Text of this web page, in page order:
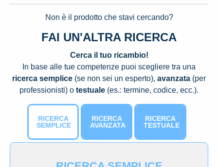
Non è il prodotto che stavi cercando?
FAI UN'ALTRA RICERCA
Cerca il tuo ricambio!
In base alle tue competenze puoi scegliere tra una
ricerca semplice (se non sei un esperto), avanzata (per
professionisti) o testuale (es.: termine, codice, ecc.).
RICERCA
SEMPLICE
RICERCA
AVANZATA
RICERCA
TESTUALE